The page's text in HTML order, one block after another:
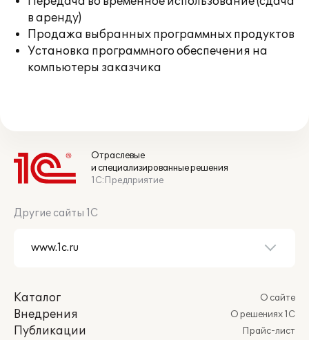
в аренду)
Продажа выбранных программных продуктов
Установка программного обеспечения на
компьютеры заказчика
Отраслевые
и специализированные решения
1С:Предприятие
Другие сайты 1С
Каталог
Внедрения
Публикации
О сайте
О решениях 1С
Прайс-лист